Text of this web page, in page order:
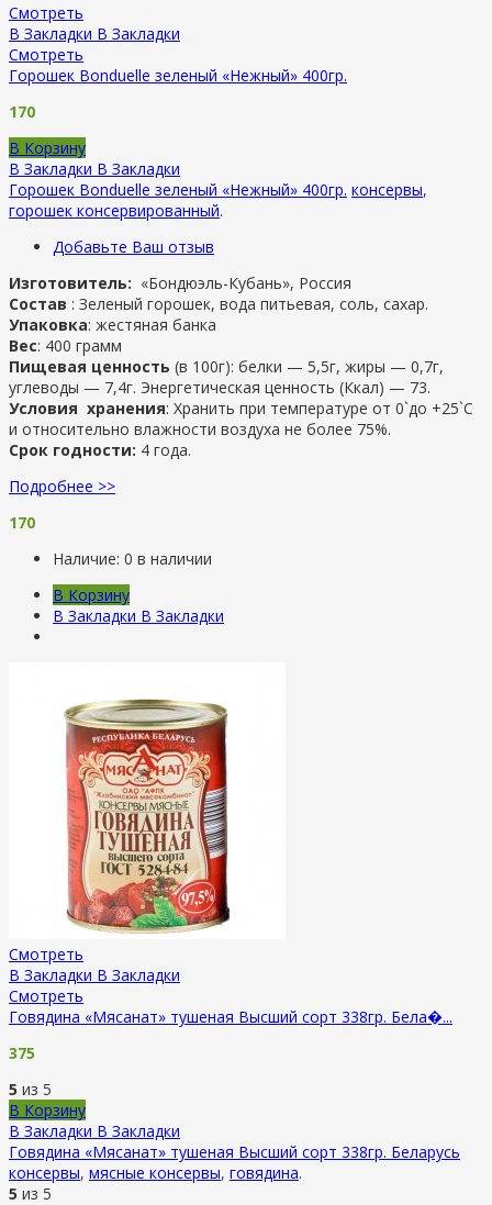
Смотреть
В Закладки В Закладки
Смотреть
Горошек Bonduelle зеленый «Нежный» 400гр.
170
В Корзину
В Закладки В Закладки
Горошек Bonduelle зеленый «Нежный» 400гр. консервы,
горошек консервированный.
Добавьте Ваш отзыв
Изготовитель: «Бондюэль-Кубань», Россия
Состав : Зеленый горошек, вода питьевая, соль, сахар.
Упаковка: жестяная банка
Вес: 400 грамм
Пищевая ценность (в 100г): белки — 5,5г, жиры — 0,7г,
углеводы — 7,4г. Энергетическая ценность (Ккал) — 73.
Условия хранения: Хранить при температуре от 0`до +25`C
и относительно влажности воздуха не более 75%.
Срок годности: 4 года.
Подробнее >>
170
Наличие: 0 в наличии
В Корзину
В Закладки В Закладки
Смотреть
В Закладки В Закладки
Смотреть
Говядина «Мясанат» тушеная Высший сорт 338гр. Бела�...
375
5 из 5
В Корзину
В Закладки В Закладки
Говядина «Мясанат» тушеная Высший сорт 338гр. Беларусь
консервы, мясные консервы, говядина.
5 из 5